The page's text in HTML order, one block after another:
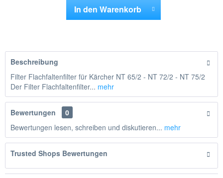
In den Warenkorb
Beschreibung
Filter Flachfaltenfilter für Kärcher NT 65/2 - NT 72/2 - NT 75/2
Der Filter Flachfaltenfilter... mehr
Bewertungen
0
Bewertungen lesen, schreiben und diskutieren... mehr
Trusted Shops Bewertungen